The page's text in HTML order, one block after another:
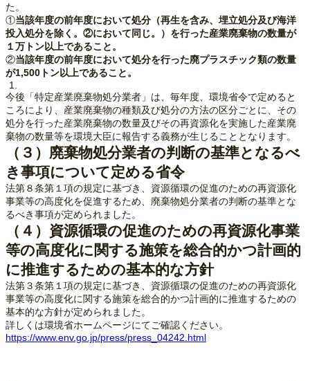
た。
①当該年度の前年度において処分（再生を含み、埋立処分及び海洋
投入処分を除く。②において同じ。）を行った産業廃棄物の数量が
１万トン以上であること。
②当該年度の前年度において処分を行った廃プラスチック類の数量
が1,500トン以上であること。
今後「特定産業廃棄物処分業者」は、毎年度、環境省令で定めると
ころにより、産業廃棄物の種類及び処分の方法の区分ごとに、その
処分を行った産業廃棄物の数量及びその再資源化を実施した産業廃
棄物の数量等を環境大臣に報告する義務が生じることとなります。
（３）廃棄物処分業者の判断の基準となるべ
き事項について定める省令
法第８条第１項の規定に基づき、資源循環の促進のための再資源化
事業等の高度化を促進するため、廃棄物処分業者の判断の基準とな
るべき事項が定められました。
（４）資源循環の促進のための再資源化事業
等の高度化に関する施策を総合的かつ計画的
に推進するための基本的な方針
法第３条第１項の規定に基づき、資源循環の促進のための再資源化
事業等の高度化に関する施策を総合的かつ計画的に推進するための
基本的な方針が定められました。
詳しくは環境省ホームページにてご確認ください。
https://www.env.go.jp/press/press_04242.html